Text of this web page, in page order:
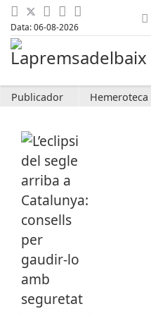
Data: 06-08-2026
Publicador Hemeroteca